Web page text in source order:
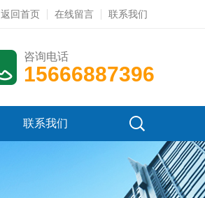
返回首页 在线留言 联系我们
咨询电话
15666887396
联系我们